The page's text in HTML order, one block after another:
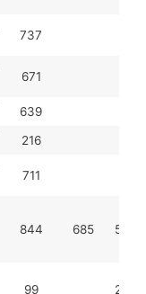
737
671
639
216
711
844 685 53
99 20